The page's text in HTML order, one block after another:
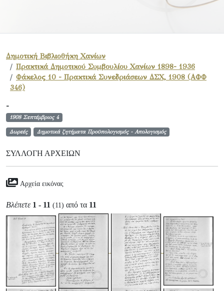
Δημοτική Βιβλιοθήκη Χανίων
Πρακτικά Δημοτικού Συμβουλίου Χανίων 1898- 1936
Φάκελος 10 - Πρακτικά Συνεδριάσεων ΔΣΧ, 1908 (ΑΦΦ
346)
-
1908 Σεπτέμβριος 4
Δωρεές Δημοτικά ζητήματα Προϋπολογισμός - Απολογισμός
ΣΥΛΛΟΓΉ ΑΡΧΕΊΩΝ
Αρχεία εικόνας
Βλέπετε 1 - 11 (11) από τα 11